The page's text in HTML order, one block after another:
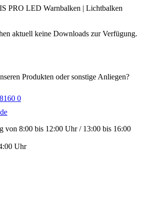
PRO LED Warnbalken | Lichtbalken
aktuell keine Downloads zur Verfügung.
Produkten oder sonstige Anliegen?
0
von 8:00 bis 12:00 Uhr / 13:00 bis 16:00
Uhr